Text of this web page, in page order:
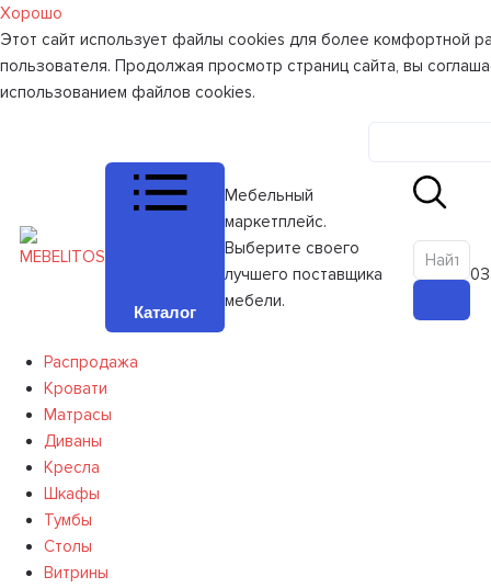
Хорошо
Этот сайт использует файлы cookies для более комфортной
пользователя. Продолжая просмотр страниц сайта, вы
использованием файлов cookies.
Каталог
Мебельный
маркетплейс.
Выберите своего
лучшего поставщика
мебели.
0
Распродажа
Кровати
Матрасы
Диваны
Кресла
Шкафы
Тумбы
Столы
Витрины